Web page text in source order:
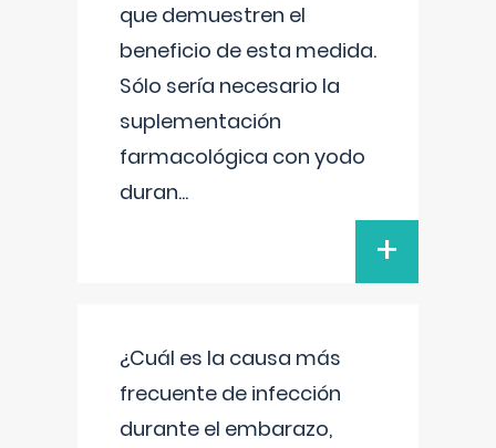
que demuestren el
beneficio de esta medida.
Sólo sería necesario la
suplementación
farmacológica con yodo
duran...
+
¿Cuál es la causa más
frecuente de infección
durante el embarazo,